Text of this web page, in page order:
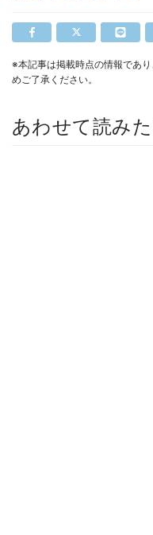
※本記事は掲載時点の情報であ
めご了承ください。
あわせて読み